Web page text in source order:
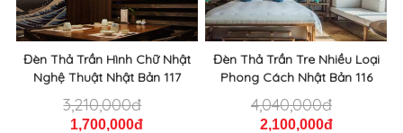
Đèn Thả Trần Hình Chữ Nhật
Nghệ Thuật Nhật Bản 117
3,210,000đ
1,700,000đ
Đèn Thả Trần Tre Nhiều Loại
Phong Cách Nhật Bản 116
4,040,000đ
2,100,000đ